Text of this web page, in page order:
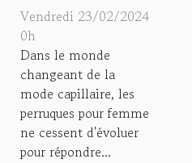
perruques pour
femme en 2023 :
couleurs et
styles à la mode
Vendredi 23/02/2024
0h
Dans le monde
changeant de la
mode capillaire, les
perruques pour femme
ne cessent d'évoluer
pour répondre...